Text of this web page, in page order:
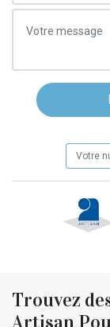
Trouvez